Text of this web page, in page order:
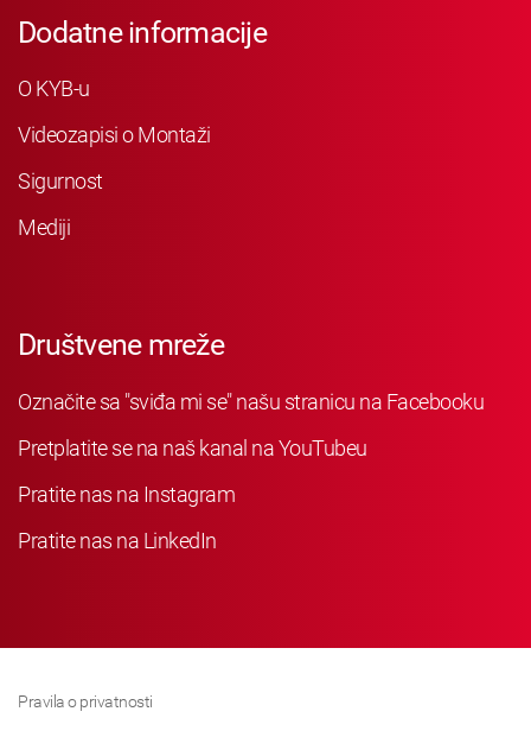
Dodatne informacije
O KYB-u
Videozapisi o Montaži
Sigurnost
Mediji
Društvene mreže
Označite sa "sviđa mi se" našu stranicu na Facebooku
Pretplatite se na naš kanal na YouTubeu
Pratite nas na Instagram
Pratite nas na LinkedIn
Pravila o privatnosti